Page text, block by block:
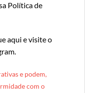
Política de
aqui e visite o
.
e podem,
com o